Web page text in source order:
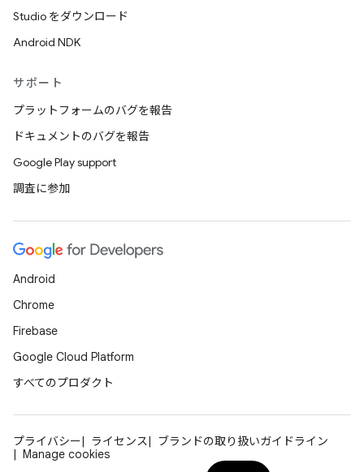
Studio をダウンロード
Android NDK
サポート
プラットフォームのバグを報告
ドキュメントのバグを報告
Google Play support
調査に参加
Android
Chrome
Firebase
Google Cloud Platform
すべてのプロダクト
プライバシー ライセンス
ブランドの取り扱いガイドライン
Manage cookies